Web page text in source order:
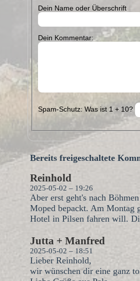
Dein Name oder Überschrift
Dein Kommentar:
Spam-Schutz: Was ist 1 + 10?
Bereits freigeschaltete
Reinhold
2025-05-02 – 19:26
Aber erst geht's nach
Moped bepackt. Am Montag
Hotel in Pilsen fahren will.
Jutta + Manfred
2025-05-02 – 18:51
Lieber Reinhold,
wir wünschen dir eine ganz